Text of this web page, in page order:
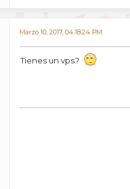
Marzo 10, 2017, 04:18:24 PM
Tienes un vps?